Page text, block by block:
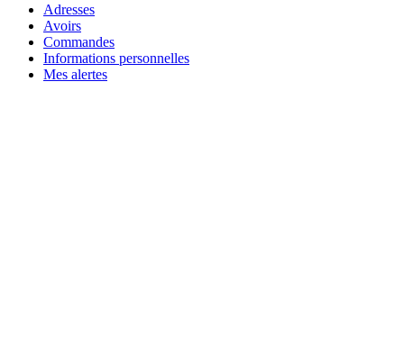
Adresses
Avoirs
Commandes
Informations personnelles
Mes alertes